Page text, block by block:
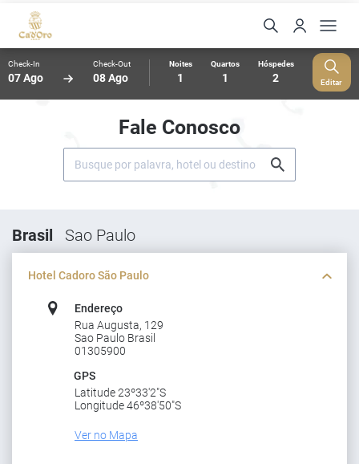
Check-In
07 Ago
Check-Out
08 Ago
Noites
1
Quartos
1
Hóspedes
2 Editar
Fale Conosco
Brasil Sao Paulo
Hotel Cadoro São Paulo
Endereço
Rua Augusta, 129
Sao Paulo Brasil
01305900
GPS
Latitude 23º33'2"S
Longitude 46º38'50"S
Ver no Mapa